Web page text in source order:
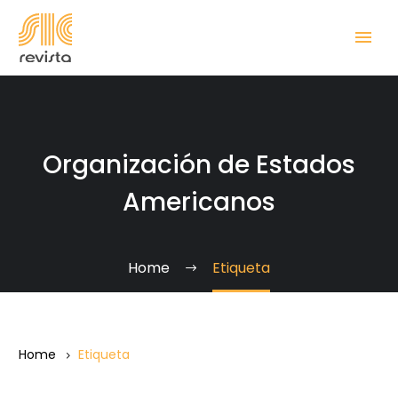
Organización de Estados
Americanos
Home Etiqueta
Home Etiqueta